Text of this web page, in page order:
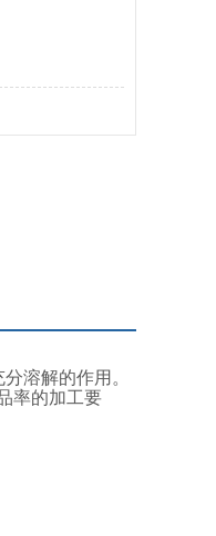
溶解的作用。
率的加工要